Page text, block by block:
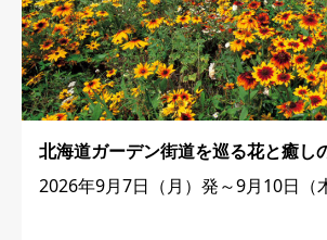
北海道ガーデン街道を巡る花と癒
2026年9月7日（月）発～9月10日（